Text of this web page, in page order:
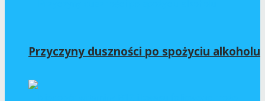
Przyczyny duszności po spożyciu alkoholu